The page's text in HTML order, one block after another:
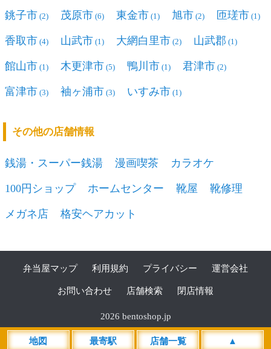
銚子市 (2) 茂原市 (6) 東金市 (1) 旭市 (2) 匝瑳市 (1)
香取市 (4) 山武市 (1) 大網白里市 (2) 山武郡 (1)
館山市 (1) 木更津市 (5) 鴨川市 (1) 君津市 (2)
富津市 (3) 袖ヶ浦市 (3) いすみ市 (1)
その他の店舗情報
銭湯・スーパー銭湯 漫画喫茶 カラオケ
100円ショップ ホームセンター 靴屋 靴修理
メガネ店 格安ヘアカット
地図 最寄駅 店舗一覧 ▲
弁当屋マップ 利用規約 プライバシー 運営会社
お問い合わせ 店舗検索 閉店情報
2026 bentoshop.jp